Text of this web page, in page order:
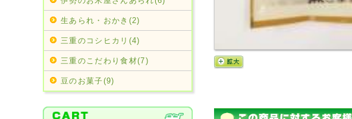
生あられ・おかき(2)
三重のコシヒカリ(4)
三重のこだわり食材(7)
豆のお菓子(9)